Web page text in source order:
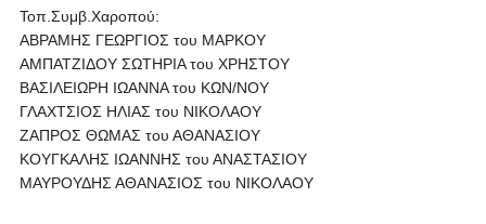
Τοπ.Συμβ.Χαροπού:
ΑΒΡΑΜΗΣ ΓΕΩΡΓΙΟΣ του ΜΑΡΚΟΥ
ΑΜΠΑΤΖΙΔΟΥ ΣΩΤΗΡΙΑ του ΧΡΗΣΤΟΥ
ΒΑΣΙΛΕΙΩΡΗ ΙΩΑΝΝΑ του ΚΩΝ/ΝΟΥ
ΓΛΑΧΤΣΙΟΣ ΗΛΙΑΣ του ΝΙΚΟΛΑΟΥ
ΖΑΠΡΟΣ ΘΩΜΑΣ του ΑΘΑΝΑΣΙΟΥ
ΚΟΥΓΚΑΛΗΣ ΙΩΑΝΝΗΣ του ΑΝΑΣΤΑΣΙΟΥ
ΜΑΥΡΟΥΔΗΣ ΑΘΑΝΑΣΙΟΣ του ΝΙΚΟΛΑΟΥ